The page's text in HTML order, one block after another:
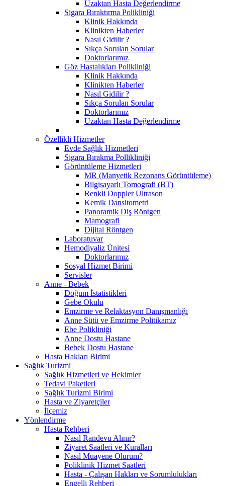
Uzaktan Hasta Değerlendirme
Sigara Bıraktırma Polikliniği
Klinik Hakkında
Klinikten Haberler
Nasıl Gidilir ?
Sıkça Sorulan Sorular
Doktorlarımız
Göz Hastalıkları Polikliniği
Klinik Hakkında
Klinikten Haberler
Nasıl Gidilir ?
Sıkça Sorulan Sorular
Doktorlarımız
Uzaktan Hasta Değerlendirme
Özellikli Hizmetler
Evde Sağlık Hizmetleri
Sigara Bırakma Pollikliniği
Görüntüleme Hizmetleri
MR (Manyetik Rezonans Görüntüleme)
Bilgisayarlı Tomografi (BT)
Renkli Doppler Ultrason
Kemik Dansitometri
Panoramik Diş Röntgen
Mamografi
Dijital Röntgen
Laboratuvar
Hemodiyaliz Ünitesi
Doktorlarımız
Sosyal Hizmet Birimi
Servisler
Anne - Bebek
Doğum İstatistikleri
Gebe Okulu
Emzirme ve Relaktasyon Danışmanlığı
Anne Sütü ve Emzirme Politikamız
Ebe Polikliniği
Anne Dostu Hastane
Bebek Dostu Hastane
Hasta Hakları Birimi
Sağlık Turizmi
Sağlık Hizmetleri ve Hekimler
Tedavi Paketleri
Sağlık Turizmi Birimi
Hasta ve Ziyaretçiler
İlçemiz
Yönlendirme
Hasta Rehberi
Nasıl Randevu Alınır?
Ziyaret Saatleri ve Kuralları
Nasıl Muayene Olurum?
Poliklinik Hizmet Saatleri
Hasta - Çalışan Hakları ve Sorumlulukları
Engelli Rehberi